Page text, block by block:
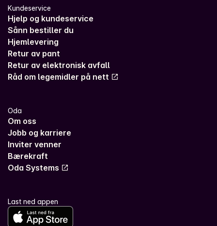
Kundeservice
Hjelp og kundeservice
Sånn bestiller du
Hjemlevering
Retur av pant
Retur av elektronisk avfall
Råd om legemidler på nett
Oda
Om oss
Jobb og karriere
Inviter venner
Bærekraft
Oda Systems
Last ned appen